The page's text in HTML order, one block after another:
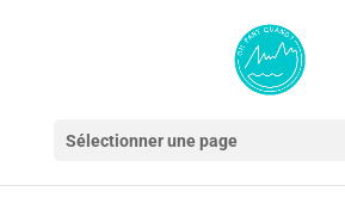
Sélectionner une page